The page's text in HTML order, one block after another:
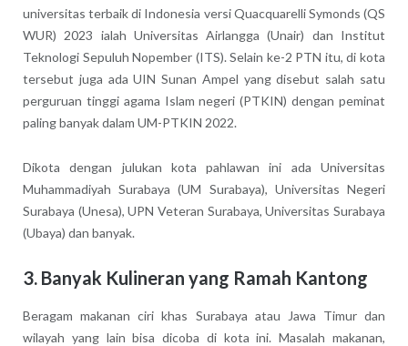
universitas terbaik di Indonesia versi Quacquarelli Symonds (QS
WUR) 2023 ialah Universitas Airlangga (Unair) dan Institut
Teknologi Sepuluh Nopember (ITS). Selain ke-2 PTN itu, di kota
tersebut juga ada UIN Sunan Ampel yang disebut salah satu
perguruan tinggi agama Islam negeri (PTKIN) dengan peminat
paling banyak dalam UM-PTKIN 2022.
Dikota dengan julukan kota pahlawan ini ada Universitas
Muhammadiyah Surabaya (UM Surabaya), Universitas Negeri
Surabaya (Unesa), UPN Veteran Surabaya, Universitas Surabaya
(Ubaya) dan banyak.
3. Banyak Kulineran yang Ramah Kantong
Beragam makanan ciri khas Surabaya atau Jawa Timur dan
wilayah yang lain bisa dicoba di kota ini. Masalah makanan,